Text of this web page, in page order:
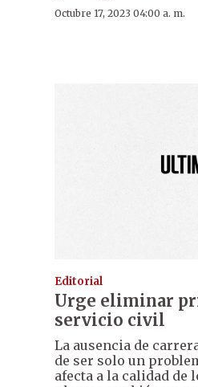
Octubre 17, 2023 04:00 a. m.
Editorial
Urge eliminar
servicio civil
La ausencia de
de ser solo un
afecta a la calidad de